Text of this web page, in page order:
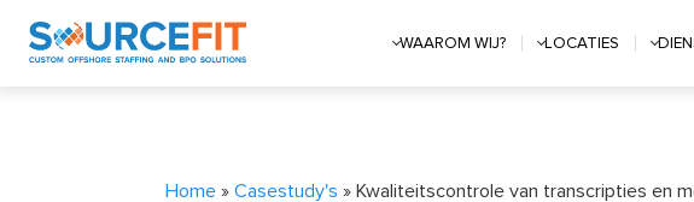
WAAROM WIJ? LOCATIES
Home » Casestudy's » Kwaliteitscontrole van transcripties en